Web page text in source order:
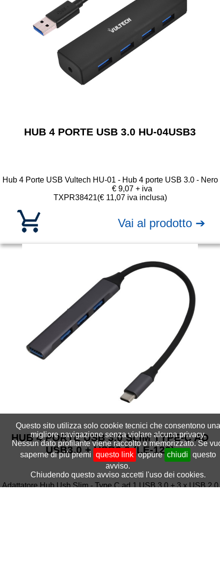
HUB 4 PORTE USB 3.0 HU-04USB3
Hub 4 Porte USB Vultech HU-01 - Hub 4 porte USB 3.0 - Nero
TXPR38421
€ 9,07 + iva
(€ 11,07 iva inclusa)
Vai al prodotto ➔
HUB 4 PORTE USB 3.0 SLIM TYPE-C AD
USB3.0 + USB2.0 (LE-120)
Adattatore Hub Usb Slim - Type C ad 1 USB 3.0 + 3 x USB 2.0
Questo sito utilizza solo cookie tecnici che consentono una
migliore navigazione senza violare alcuna privacy.
Nessun dato profilante viene raccolto o memorizzato. Se
saperne di più premi questo link oppure chiudi questo
avviso.
Chiudendo questo avviso accetti l'uso dei cookies.